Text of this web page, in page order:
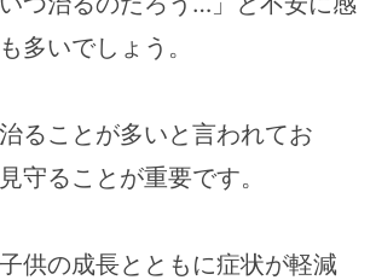
多いでしょう。
ることが多いと言われてお
守ることが重要です。
供の成長とともに症状が軽減